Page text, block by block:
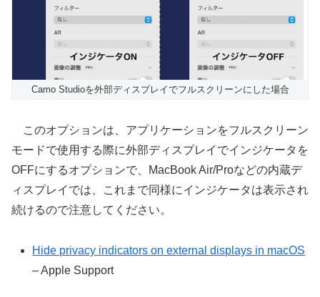
Camo Studioを外部ディスプレイでフルスクリーンにした場合
このオプションは、アプリケーションをフルスクリーン
モードで使用する際に外部ディスプレイでインジケータを
OFFにするオプションで、MacBook Air/Proなどの内蔵デ
ィスプレイでは、これまで同様にインジケータは表示され
続けるので注意してください。
Hide privacy indicators on external displays in macOS
– Apple Support